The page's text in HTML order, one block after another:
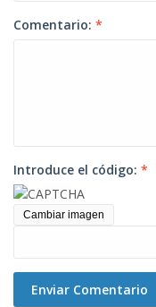
Comentario: *
Introduce el código: *
Cambiar imagen
Enviar Comentario